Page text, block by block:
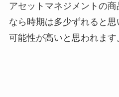
アセットマネジメントの
なら時期は多少ずれると
可能性が高いと思われます